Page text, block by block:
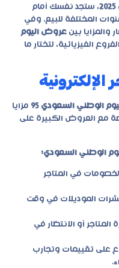
، ستجد نفسك أمام
المختلفة للبيع. وفي
والمزايا بين عروض اليوم
الفيزيائية، لتختار ما
الإلكترونية
الوطني السعودي 95
مزايا
مع العروض الكبيرة على
الوطني السعودي:
في المتاجر
الموديلات في وقت
المتاجر أو الانتظار في
على تقييمات وتجارب